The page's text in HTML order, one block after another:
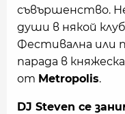
съвършенство.
души в някой
Фестивална или
парада в
от Metropolis.
DJ Steven се